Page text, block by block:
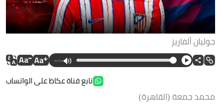
جوليان ألفاريز
--:--
تابع قناة عكاظ على الواتساب
محمد جمعة (القاهرة)